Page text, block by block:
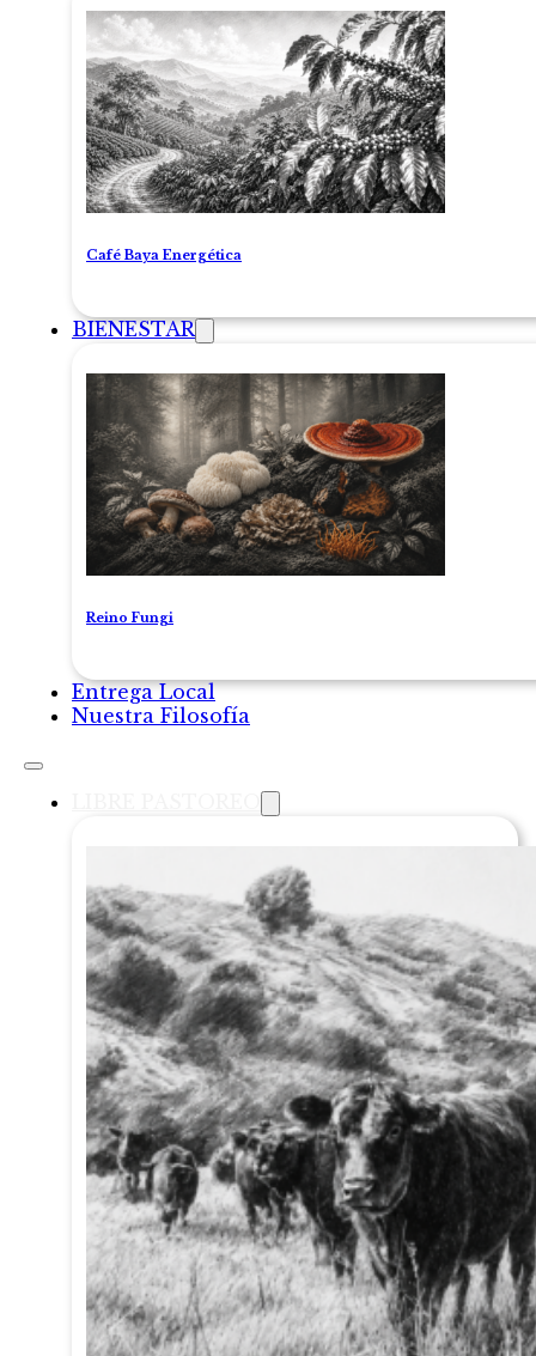
Café Baya Energética
BIENESTAR
Reino Fungi
Entrega Local
Nuestra Filosofía